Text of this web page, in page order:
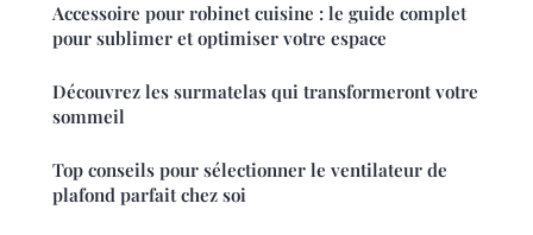
Accessoire pour robinet cuisine : le guide complet
pour sublimer et optimiser votre espace
Découvrez les surmatelas qui transformeront votre
sommeil
Top conseils pour sélectionner le ventilateur de
plafond parfait chez soi